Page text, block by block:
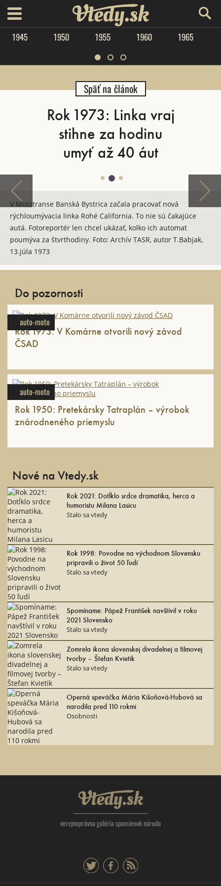
menu Vtedy.sk
1945 1950 1955 1960 1965
Späť na článok
Rok 1973: Linka vraj
stihne za hodinu
umyť až 40 áut
V Mototranse Banská Bystrica začala pracovať nová
rýchloumývacia linka Rohé California. To nie sú čakajúce
autá. Fotoreportér len chcel ukázať, kolko ich automat
poumýva za štvrthodiny. Foto: Archív TASR, autor T.Babjak,
13.júla 1973
Do pozornosti
auto-moto
Rok 1973: V Komárne otvorili nový závod
ČSAD
auto-moto
Rok 1950: Pretekársky Tatraplán – výrobok
znárodneného priemyslu
Nové na Vtedy.sk
Rok 2021: Dotĺklo srdce dramatika, herca a
humoristu Milana Lasicu
Stalo sa vtedy
Rok 1998: Povodne na východnom Slovensku
pripravili o život 50 ľudí
Stalo sa vtedy
Spomíname: Pápež František navštívil v roku
2021 Slovensko
Stalo sa vtedy
Zomrela ikona slovenskej divadelnej a filmovej
tvorby – Štefan Kvietik
Stalo sa vtedy
Operná speváčka Mária Kišoňová-Hubová sa
narodila pred 110 rokmi
Osobnosti
Vtedy.sk
verejnoprávna galéria spomienok národa